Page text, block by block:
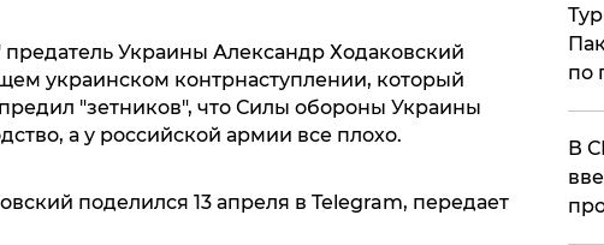
Украины Александр Ходаковский
украинском контрнаступлении, который
"зетников", что Силы обороны Украины
а у российской армии все плохо.
поделился 13 апреля в Telegram, передает
по
В